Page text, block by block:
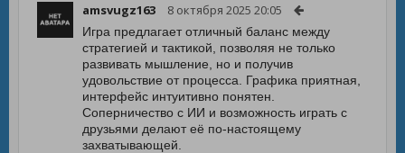
amsvugz163 8 октября 2025 20:05
Игра предлагает отличный баланс между
стратегией и тактикой, позволяя не только
развивать мышление, но и получив
удовольствие от процесса. Графика приятная,
интерфейс интуитивно понятен.
Соперничество с ИИ и возможность играть с
друзьями делают её по-настоящему
захватывающей.